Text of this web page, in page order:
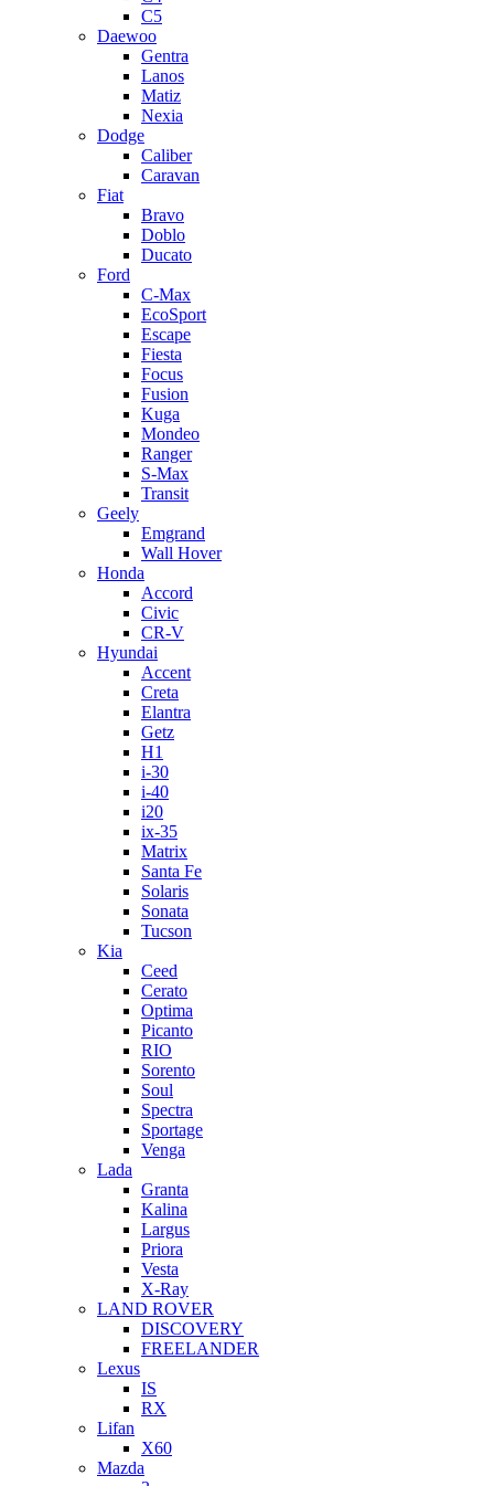
C5
Daewoo
Gentra
Lanos
Matiz
Nexia
Dodge
Caliber
Caravan
Fiat
Bravo
Doblo
Ducato
Ford
C-Max
EcoSport
Escape
Fiesta
Focus
Fusion
Kuga
Mondeo
Ranger
S-Max
Transit
Geely
Emgrand
Wall Hover
Honda
Accord
Civic
CR-V
Hyundai
Accent
Creta
Elantra
Getz
H1
i-30
i-40
i20
ix-35
Matrix
Santa Fe
Solaris
Sonata
Tucson
Kia
Ceed
Cerato
Optima
Picanto
RIO
Sorento
Soul
Spectra
Sportage
Venga
Lada
Granta
Kalina
Largus
Priora
Vesta
X-Ray
LAND ROVER
DISCOVERY
FREELANDER
Lexus
IS
RX
Lifan
X60
Mazda